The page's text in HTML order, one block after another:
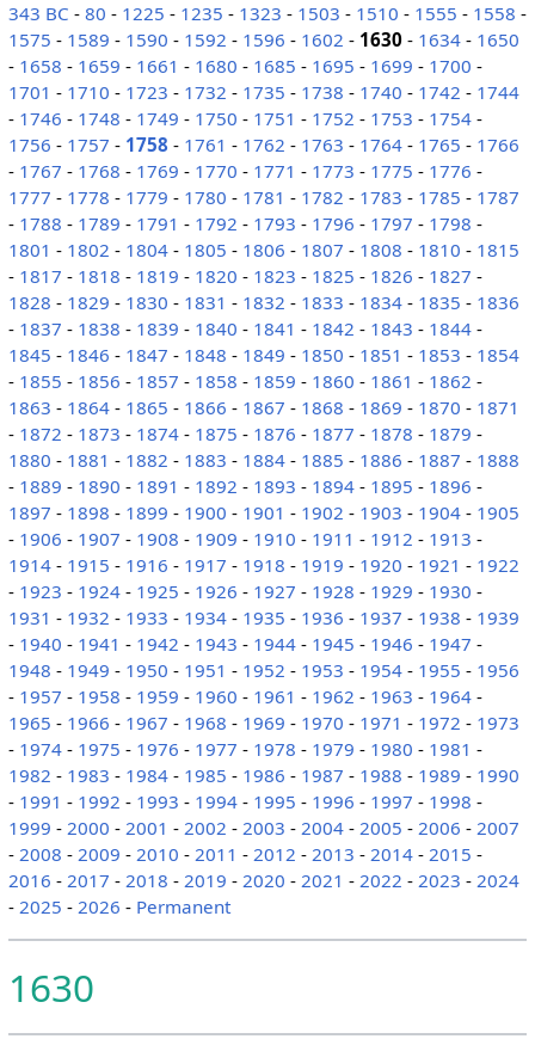
343 BC - 80 - 1225 - 1235 - 1323 - 1503 - 1510 - 1555 - 1558 -
1575 - 1589 - 1590 - 1592 - 1596 - 1602 - 1630- 1634- 1650
- 1658 - 1659 - 1661 - 1680 - 1685 - 1695 - 1699 - 1700 -
1701 - 1710 - 1723 - 1732 - 1735 - 1738 - 1740 - 1742 - 1744
- 1746 - 1748 - 1749 - 1750 - 1751 - 1752 - 1753 - 1754-
1756 - 1757 - 1758 - 1761 - 1762 - 1763 - 1764- 1765 - 1766
- 1767 - 1768 - 1769 - 1770 - 1771 - 1773 - 1775 - 1776 -
1777 - 1778 - 1779 - 1780 - 1781 - 1782 - 1783 - 1785 - 1787
- 1788 - 1789 - 1791 - 1792 - 1793 - 1796 - 1797 - 1798 -
1801 - 1802 - 1804- 1805 - 1806 - 1807 - 1808 - 1810 - 1815
- 1817 - 1818 - 1819 - 1820 - 1823 - 1825 - 1826 - 1827 -
1828 - 1829 - 1830 - 1831 - 1832 - 1833 - 1834- 1835 - 1836
- 1837 - 1838 - 1839 - 1840 - 1841 - 1842 - 1843 - 1844-
1845 - 1846 - 1847 - 1848 - 1849 - 1850 - 1851 - 1853 - 1854
- 1855 - 1856 - 1857 - 1858 - 1859 - 1860 - 1861 - 1862 -
1863 - 1864- 1865 - 1866 - 1867 - 1868 - 1869 - 1870 - 1871
- 1872 - 1873 - 1874- 1875 - 1876 - 1877 - 1878 - 1879 -
1880 - 1881 - 1882 - 1883 - 1884- 1885 - 1886 - 1887 - 1888
- 1889 - 1890 - 1891 - 1892 - 1893 - 1894- 1895 - 1896 -
1897 - 1898 - 1899 - 1900 - 1901 - 1902 - 1903 - 1904- 1905
- 1906 - 1907 - 1908 - 1909 - 1910 - 1911 - 1912 - 1913 -
1914- 1915 - 1916 - 1917 - 1918 - 1919 - 1920 - 1921 - 1922
- 1923 - 1924- 1925 - 1926 - 1927 - 1928 - 1929 - 1930 -
1931 - 1932 - 1933 - 1934- 1935 - 1936 - 1937 - 1938 - 1939
- 1940 - 1941 - 1942 - 1943 - 1944- 1945 - 1946 - 1947 -
1948 - 1949 - 1950 - 1951 - 1952 - 1953 - 1954- 1955 - 1956
- 1957 - 1958 - 1959 - 1960 - 1961 - 1962 - 1963 - 1964-
1965 - 1966 - 1967 - 1968 - 1969 - 1970 - 1971 - 1972 - 1973
- 1974- 1975 - 1976 - 1977 - 1978 - 1979 - 1980 - 1981 -
1982 - 1983 - 1984- 1985 - 1986 - 1987 - 1988 - 1989 - 1990
- 1991 - 1992 - 1993 - 1994- 1995 - 1996 - 1997 - 1998 -
1999 - 2000 - 2001 - 2002 - 2003 - 2004- 2005 - 2006 - 2007
- 2008 - 2009 - 2010 - 2011 - 2012 - 2013 - 2014- 2015 -
2016 - 2017 - 2018 - 2019 - 2020 - 2021 - 2022 - 2023 - 2024
- 2025 - 2026 - Permanent
1630